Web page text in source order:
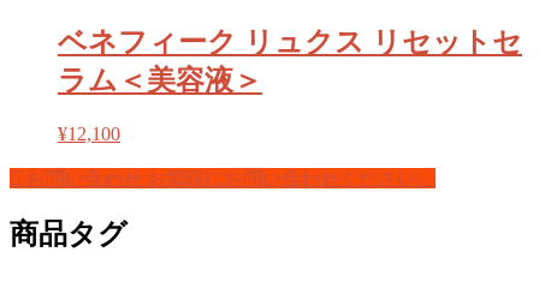
ベネフィーク リュクス リセットセ
ラム＜美容液＞
¥12,100
お問い合わせ お気軽にお問い合わせください。
商品タグ